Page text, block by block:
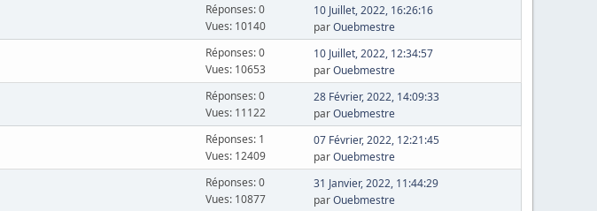
Réponses: 0
Vues: 10140
10 Juillet, 2022, 16:26:16
parOuebmestre
Réponses: 0
Vues: 10653
10 Juillet, 2022, 12:34:57
parOuebmestre
Réponses: 0
Vues: 11122
28 Février, 2022, 14:09:33
parOuebmestre
Réponses: 1
Vues: 12409
07 Février, 2022, 12:21:45
parOuebmestre
Réponses: 0
Vues: 10877
31 Janvier, 2022, 11:44:29
parOuebmestre